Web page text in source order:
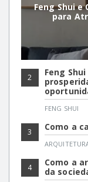
Feng Shui e
para
2
Feng
FENG SHUI
3 Como a
4
Como a
da